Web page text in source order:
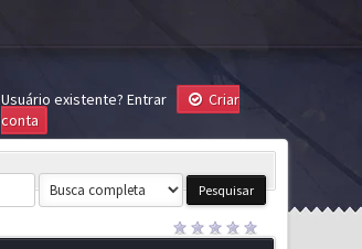
Usuário existente? Entrar
Criar
conta